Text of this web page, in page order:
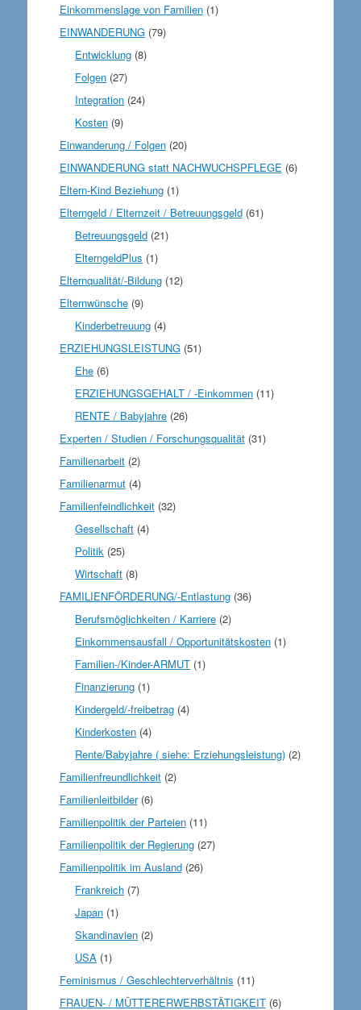
Einkommenslage von Familien(1)
EINWANDERUNG(79)
Entwicklung (8)
Folgen (27)
Integration (24)
Kosten (9)
Einwanderung / Folgen(20)
EINWANDERUNG statt NACHWUCHSPFLEGE (6)
Eltern-Kind Beziehung(1)
Elterngeld / Elternzeit / Betreuungsgeld(61)
Betreuungsgeld (21)
ElterngeldPlus (1)
Elternqualität/-Bildung(12)
Elternwünsche(9)
Kinderbetreuung (4)
ERZIEHUNGSLEISTUNG(51)
Ehe (6)
ERZIEHUNGSGEHALT / -Einkommen (11)
RENTE / Babyjahre (26)
Experten / Studien / Forschungsqualität(31)
Familienarbeit(2)
Familienarmut(4)
Familienfeindlichkeit(32)
Gesellschaft (4)
Politik (25)
Wirtschaft (8)
FAMILIENFÖRDERUNG/-Entlastung(36)
Berufsmöglichkeiten / Karriere (2)
Einkommensausfall / Opportunitätskosten (1)
Familien-/Kinder-ARMUT (1)
Finanzierung (1)
Kindergeld/-freibetrag (4)
Kinderkosten (4)
Rente/Babyjahre ( siehe: Erziehungsleistung) (2)
Familienfreundlichkeit(2)
Familienleitbilder(6)
Familienpolitik der Parteien(11)
Familienpolitik der Regierung(27)
Familienpolitik im Ausland(26)
Frankreich (7)
Japan (1)
Skandinavien (2)
USA (1)
Feminismus / Geschlechterverhältnis (11)
FRAUEN- / MÜTTERERWERBSTÄTIGKEIT(6)